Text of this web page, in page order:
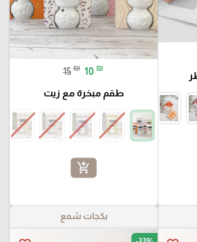
15 ₪ 10 ₪
طقم مبخرة مع زيت
add_shopping_cart
بكجات شمع